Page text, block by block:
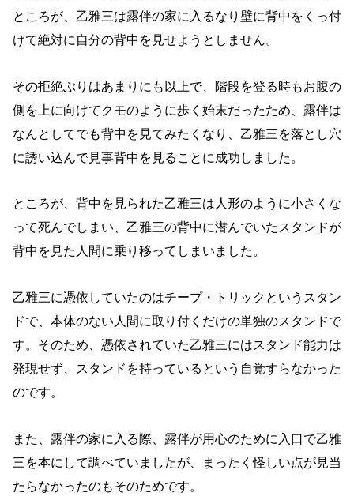
ところが、乙雅三は露伴の家に入るなり壁に背中をくっ付
けて絶対に自分の背中を見せようとしません。
その拒絶ぶりはあまりにも以上で、階段を登る時もお腹の
側を上に向けてクモのように歩く始末だったため、露伴は
なんとしてでも背中を見てみたくなり、乙雅三を落とし穴
に誘い込んで見事背中を見ることに成功しました。
ところが、背中を見られた乙雅三は人形のように小さくな
って死んでしまい、乙雅三の背中に潜んでいたスタンドが
背中を見た人間に乗り移ってしまいました。
乙雅三に憑依していたのはチープ・トリックというスタン
ドで、本体のない人間に取り付くだけの単独のスタンドで
す。そのため、憑依されていた乙雅三にはスタンド能力は
発現せず、スタンドを持っているという自覚すらなかった
のです。
また、露伴の家に入る際、露伴が用心のために入口で乙雅
三を本にして調べていましたが、まったく怪しい点が見当
たらなかったのもそのためです。